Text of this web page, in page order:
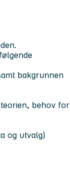
bakgrunnen
behov for
og utvalg)